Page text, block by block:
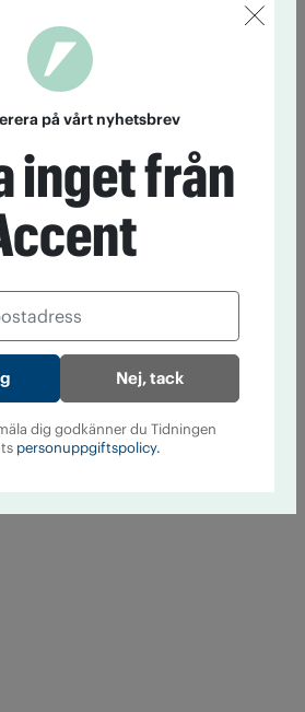
på vårt nyhetsbrev
inget från
Nej, tack
dig godkänner du Tidningen
personuppgiftspolicy.